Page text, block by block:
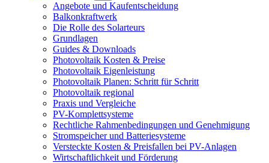
Angebote und Kaufentscheidung
Balkonkraftwerk
Die Rolle des Solarteurs
Grundlagen
Guides & Downloads
Photovoltaik Kosten & Preise
Photovoltaik Eigenleistung
Photovoltaik Planen: Schritt für Schritt
Photovoltaik regional
Praxis und Vergleiche
PV-Komplettsysteme
Rechtliche Rahmenbedingungen und Genehmigung
Stromspeicher und Batteriesysteme
Versteckte Kosten & Preisfallen bei PV-Anlagen
Wirtschaftlichkeit und Förderung